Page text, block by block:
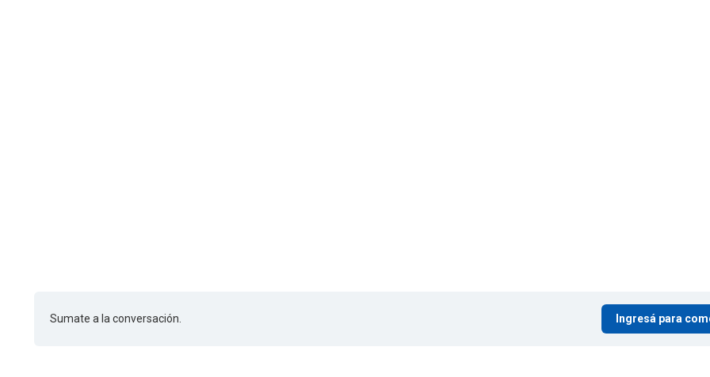
Sumate a la conversación. Ingresá para